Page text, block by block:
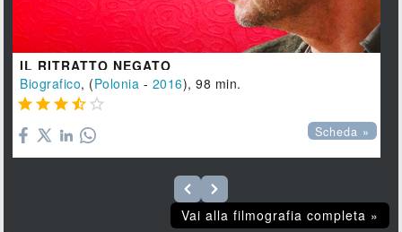
IL RITRATTO NEGATO
Biografico, (Polonia - 2016), 98 min.
    
Scheda »
Vai alla filmografia completa »